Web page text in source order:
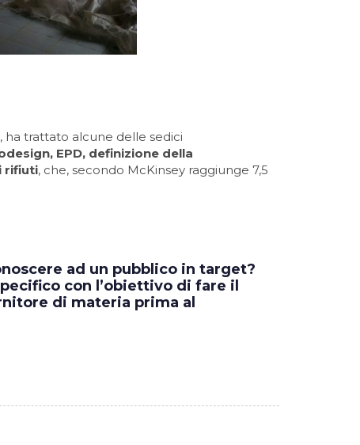
ha trattato alcune delle sedici
EPD, definizione della
rifiuti, che, secondo McKinsey raggiunge 7,5
ad un pubblico in target?
con l’obiettivo di fare il
di materia prima al